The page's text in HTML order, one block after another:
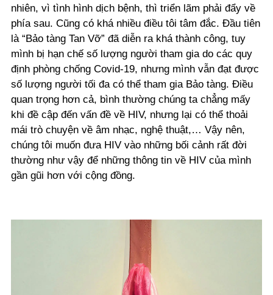
nhiên, vì tình hình dịch bệnh, thì triển lãm phải đẩy về
phía sau. Cũng có khá nhiều điều tôi tâm đắc. Đầu tiên
là “Bảo tàng Tan Vỡ” đã diễn ra khá thành công, tuy
mình bị hạn chế số lượng người tham gia do các quy
định phòng chống Covid-19, nhưng mình vẫn đạt được
số lượng người tối đa có thể tham gia Bảo tàng. Điều
quan trọng hơn cả, bình thường chúng ta chẳng mấy
khi đề cập đến vấn đề về HIV, nhưng lại có thể thoải
mái trò chuyện về âm nhạc, nghệ thuật,… Vậy nên,
chúng tôi muốn đưa HIV vào những bối cảnh rất đời
thường như vậy để những thông tin về HIV của mình
gần gũi hơn với cộng đồng.